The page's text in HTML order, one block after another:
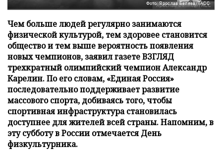
Фото: Ярослав Беляев/ТАСС
Чем больше людей регулярно занимаются
физической культурой, тем здоровее становится
общество и тем выше вероятность появления
новых чемпионов, заявил газете ВЗГЛЯД
трехкратный олимпийский чемпион Александр
Карелин. По его словам, «Единая Россия»
последовательно поддерживает развитие
массового спорта, добиваясь того, чтобы
спортивная инфраструктура становилась
доступнее для жителей всей страны. Напомним, в
эту субботу в России отмечается День
физкультурника.